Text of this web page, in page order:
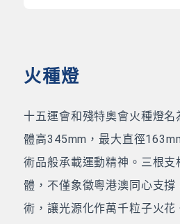
火種燈
十五運會和殘特奧會火種燈
體高345mm，最大直徑
術品般承載運動精神。三根支
體，不僅象徵粵港澳同心支
術，讓光源化作萬千粒子火花